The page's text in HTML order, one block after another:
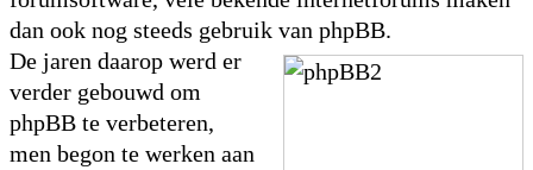
dan ook nog steeds gebruik van phpBB.
De jaren daarop werd er
verder gebouwd om
phpBB te verbeteren,
men begon te werken aan